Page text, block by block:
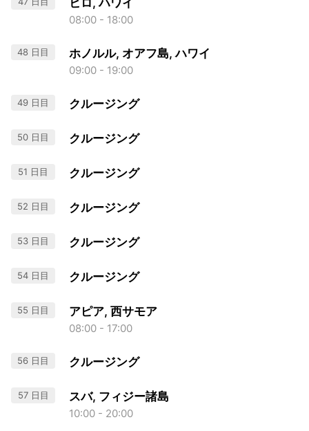
ヒロ, ハワイ
08:00 - 18:00
48 日目 ホノルル, オアフ島, ハワイ
09:00 - 19:00
49 日目 クルージング
50 日目 クルージング
51 日目 クルージング
52 日目 クルージング
53 日目 クルージング
54 日目 クルージング
55 日目 アピア, 西サモア
08:00 - 17:00
56 日目 クルージング
57 日目 スバ, フィジー諸島
10:00 - 20:00